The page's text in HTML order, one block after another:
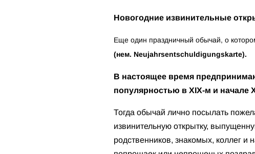
Новогодние извинительные
Еще один праздничный обычай, о
(нем. Neujahrsentschuldigungskarte).
В настоящее время
популярностью в XIX-м и начале
Тогда обычай лично посылать
извинительную открытку,
родственников, знакомых, коллег и